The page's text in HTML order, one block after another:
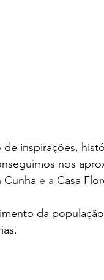
inspirações,
nos
Cunha e a Casa
da